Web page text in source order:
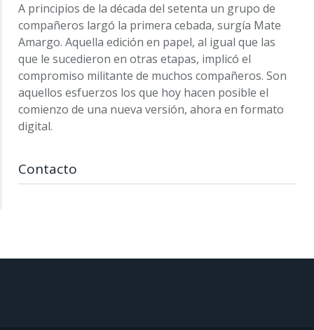
A principios de la década del setenta un grupo de
compañeros largó la primera cebada, surgía Mate
Amargo. Aquella edición en papel, al igual que las
que le sucedieron en otras etapas, implicó el
compromiso militante de muchos compañeros. Son
aquellos esfuerzos los que hoy hacen posible el
comienzo de una nueva versión, ahora en formato
digital.
Contacto